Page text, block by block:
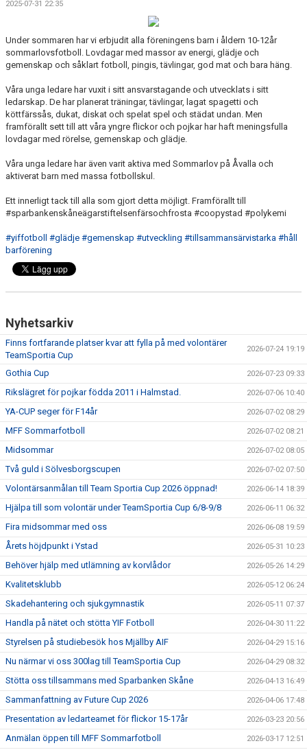
DOKUMENT
MATCHER
MFF SOMMARFOTBOLL
FÖRSÄKRING - FOLKSAM
VÅRA CUPER
KLÄDPROFIL/YSTADS IF FOTBOLL
KIOSKVERKSAMHET PÅ SANDSKOGENS IP
ATT VARA VITAMIN I YIFFF
2025-07-31 22:35
Under sommaren har vi erbjudit alla föreningens barn i åldern 10-12år
sommarlovsfotboll. Lovdagar med massor av energi, glädje och
gemenskap och såklart fotboll, pingis, tävlingar, god mat och bara häng.
Våra unga ledare har vuxit i sitt ansvarstagande och utvecklats i sitt
ledarskap. De har planerat träningar, tävlingar, lagat spagetti och
köttfärssås, dukat, diskat och spelat spel och städat undan. Men
framförallt sett till att våra yngre flickor och pojkar har haft meningsfulla
lovdagar med rörelse, gemenskap och glädje.
Våra unga ledare har även varit aktiva med Sommarlov på Åvalla och
aktiverat barn med massa fotbollskul.
Ett innerligt tack till alla som gjort detta möjligt. Framförallt till
#sparbankenskåneägarstiftelsenfärsochfrosta #coopystad #polykemi
#yiffotboll #glädje #gemenskap #utveckling #tillsammansärvistarka #håll
barförening
Nyhetsarkiv
Finns fortfarande platser kvar att fylla på med volontärer
TeamSportia Cup
2026-07-24 19:19
Gothia Cup 2026-07-23 09:33
Rikslägret för pojkar födda 2011 i Halmstad. 2026-07-06 10:40
YA-CUP seger för F14år 2026-07-02 08:29
MFF Sommarfotboll 2026-07-02 08:21
Midsommar 2026-07-02 08:05
Två guld i Sölvesborgscupen 2026-07-02 07:50
Volontärsanmålan till Team Sportia Cup 2026 öppnad! 2026-06-14 18:39
Hjälpa till som volontär under TeamSportia Cup 6/8-9/8 2026-06-11 06:32
Fira midsommar med oss 2026-06-08 19:59
Årets höjdpunkt i Ystad 2026-05-31 10:23
Behöver hjälp med utlämning av korvlådor 2026-05-26 14:29
Kvalitetsklubb 2026-05-12 06:24
Skadehantering och sjukgymnastik 2026-05-11 07:37
Handla på nätet och stötta YIF Fotboll 2026-04-30 11:22
Styrelsen på studiebesök hos Mjällby AIF 2026-04-29 15:16
Nu närmar vi oss 300lag till TeamSportia Cup 2026-04-29 08:32
Stötta oss tillsammans med Sparbanken Skåne 2026-04-13 16:49
Sammanfattning av Future Cup 2026 2026-04-06 17:48
Presentation av ledarteamet för flickor 15-17år 2026-03-23 20:56
Anmälan öppen till MFF Sommarfotboll 2026-03-17 12:51